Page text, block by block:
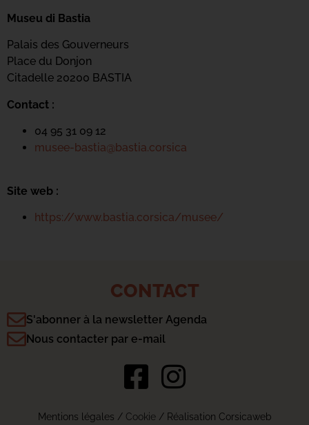
Museu di Bastia
Palais des Gouverneurs
Place du Donjon
Citadelle 20200 BASTIA
Contact :
04 95 31 09 12
musee-bastia@bastia.corsica
Site web :
https://www.bastia.corsica/musee/
CONTACT
S'abonner à la newsletter Agenda
Nous contacter par e-mail
Mentions légales / Cookie/ Réalisation Corsicaweb